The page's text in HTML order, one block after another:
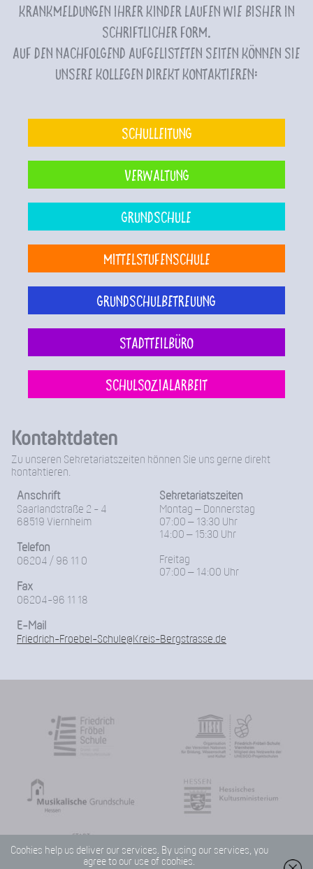
Krankmeldungen Ihrer Kinder laufen wie bisher in
schriftlicher Form.
Auf den nachfolgend aufgelisteten Seiten können Sie
unsere Kollegen direkt kontaktieren:
Schulleitung
Verwaltung
Grundschule
Mittelstufenschule
Grundschulbetreuung
Stadtteilbüro
Schulsozialarbeit
Kontaktdaten
Zu unseren Sekretariatszeiten können Sie uns gerne direkt
kontaktieren.
Anschrift
Saarlandstraße 2 - 4
68519 Viernheim
Telefon
06204 / 96 11 0
Fax
06204-96 11 18
Sekretariatszeiten
Montag – Donnerstag
07:00 – 13:30 Uhr
14:00 – 15:30 Uhr
Freitag
07:00 – 14:00 Uhr
E-Mail
Friedrich-Froebel-Schule@Kreis-Bergstrasse.de
Cookies help us deliver our services. By using our services, you
agree to our use of cookies.